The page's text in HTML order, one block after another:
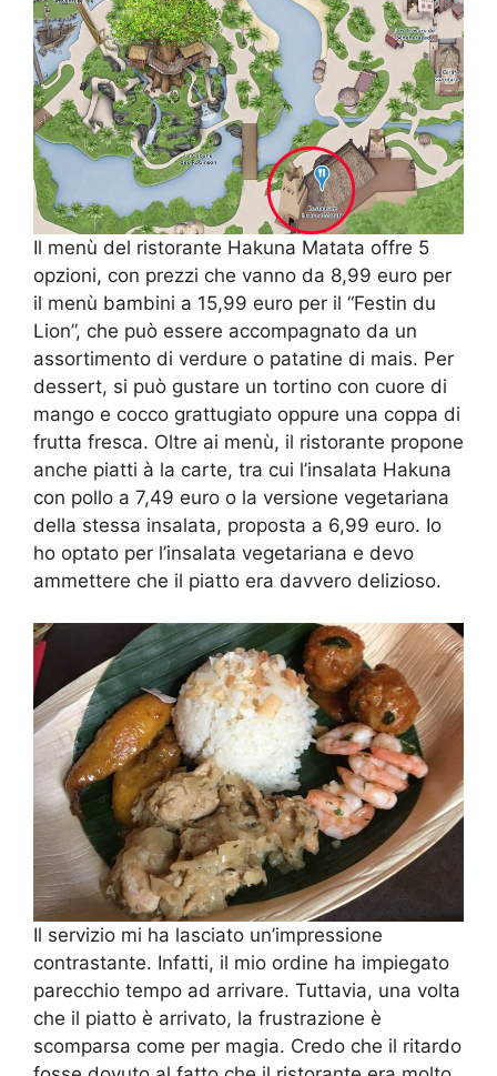
Il menù del ristorante Hakuna Matata offre 5
opzioni, con prezzi che vanno da 8,99 euro per
il menù bambini a 15,99 euro per il “Festin du
Lion”, che può essere accompagnato da un
assortimento di verdure o patatine di mais. Per
dessert, si può gustare un tortino con cuore di
mango e cocco grattugiato oppure una coppa di
frutta fresca. Oltre ai menù, il ristorante propone
anche piatti à la carte, tra cui l’insalata Hakuna
con pollo a 7,49 euro o la versione vegetariana
della stessa insalata, proposta a 6,99 euro. Io
ho optato per l’insalata vegetariana e devo
ammettere che il piatto era davvero delizioso.
Il servizio mi ha lasciato un’impressione
contrastante. Infatti, il mio ordine ha impiegato
parecchio tempo ad arrivare. Tuttavia, una volta
che il piatto è arrivato, la frustrazione è
scomparsa come per magia. Credo che il ritardo